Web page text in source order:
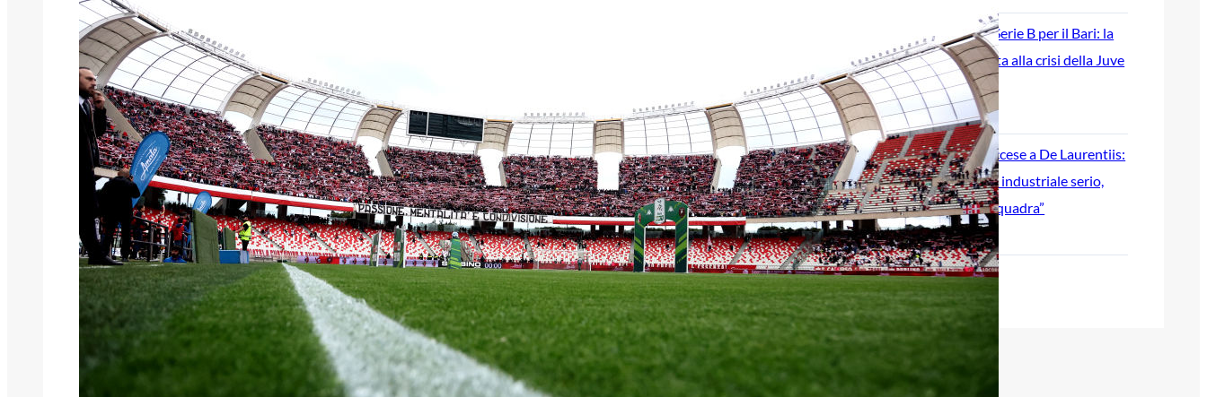
Ripescaggio in Serie B per il Bari: la
speranza è legata alla crisi della Juve
Stabia
28 Maggio 2026
Futuro Bari, Leccese a De Laurentiis:
“Serve un piano industriale serio,
non siamo una seconda squadra”
27 Maggio 2026